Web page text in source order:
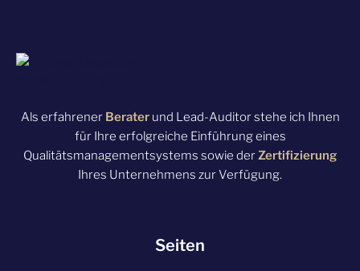
Als erfahrener Beraterund Lead-Auditor stehe ich Ihnen
für Ihre erfolgreiche Einführung eines
Qualitätsmanagementsystems sowie derZertifizierung
Ihres Unternehmens zur Verfügung.
Seiten